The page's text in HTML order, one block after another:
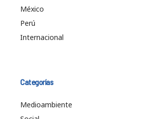
México
Perú
Internacional
Categorías
Medioambiente